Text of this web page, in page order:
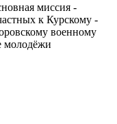
миссия -
к Курскому -
военному
молодёжи